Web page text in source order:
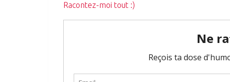
Racontez-moi tout :)